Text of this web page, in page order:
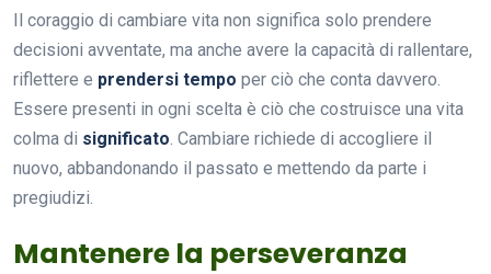
Il coraggio di cambiare vita non significa solo prendere
decisioni avventate, ma anche avere la capacità di rallentare,
riflettere e prendersi tempo per ciò che conta davvero.
Essere presenti in ogni scelta è ciò che costruisce una vita
colma di significato. Cambiare richiede di accogliere il
nuovo, abbandonando il passato e mettendo da parte i
pregiudizi.
Mantenere la perseveranza